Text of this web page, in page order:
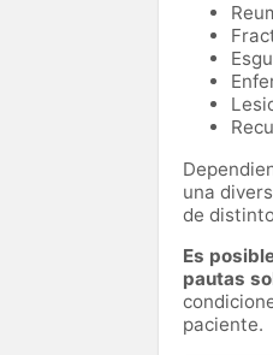
una
de
Es
pautas
paciente.